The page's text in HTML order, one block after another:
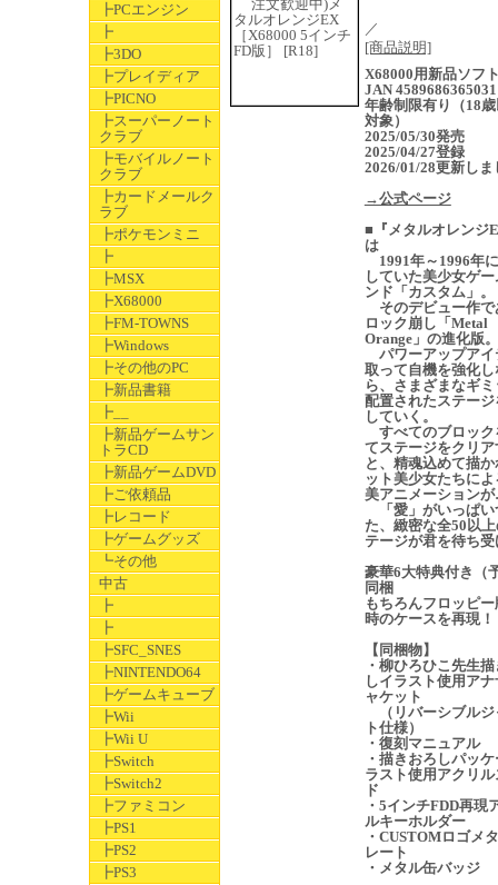
┣PCエンジン
┣
┣3DO
┣プレイディア
┣PICNO
┣スーパーノート
クラブ
┣モバイルノート
クラブ
┣カードメールク
ラブ
┣ポケモンミニ
┣
┣MSX
┣X68000
┣FM-TOWNS
┣Windows
┣その他のPC
┣新品書籍
┣__
┣新品ゲームサン
トラCD
┣新品ゲームDVD
┣ご依頼品
┣レコード
┣ゲームグッズ
┗その他
中古
┣
┣
┣SFC_SNES
┣NINTENDO64
┣ゲームキューブ
┣Wii
┣Wii U
┣Switch
┣Switch2
┣ファミコン
┣PS1
┣PS2
┣PS3
／
[商品説明]
X68000用新品ソ
JAN 4589686365031
年齢制限有り（18
対象）
2025/05/30発売
2025/04/27登録
2026/01/28更新しま
→公式ページ
■『メタルオレンジ
は
1991年～1996年
していた美少女ゲ
ンド「カスタム」。
そのデビュー作で
ロック崩し「Metal
Orange」の進化版。
パワーアップアイ
取って自機を強化し
ら、さまざまなギ
配置されたステージ
していく。
すべてのブロック
てステージをクリア
と、精魂込めて描
ット美少女たちに
美アニメーション
「愛」がいっぱい
た、緻密な全50以
テージが君を待ち
豪華6大特典付き（
同梱
もちろんフロッピ
時のケースを再現！
【同梱物】
・柳ひろひこ先生
しイラスト使用ア
ャケット
（リバーシブルジ
ト仕様）
・復刻マニュアル
・描きおろしパッ
ラスト使用アクリ
ド
・5インチFDD再現
ルキーホルダー
・CUSTOMロゴメ
レート
・メタル缶バッジ